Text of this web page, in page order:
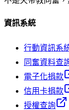
資訊系統
行動資訊系
同奮資料查
電子化捐款
信用卡捐款
授權查詢